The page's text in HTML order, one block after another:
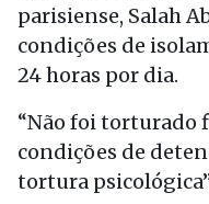
parisiense, Salah
condições de
24 horas por dia.
“Não foi torturado
condições de
tortura